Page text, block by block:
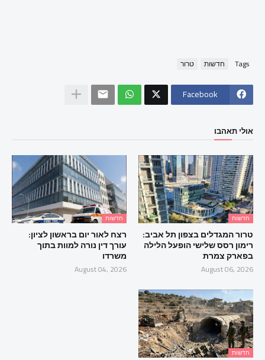
Tags חדשות טרור
Facebook
אולי תאהבו
חדשות
טרור המגדלים בצפון תל אביב:
רימון רסס שלישי הופעל הלילה
בפארק צמרת
August 06, 2026
חדשות
רצח לאור יום בראשון לציון:
עורך דין נורה למוות בתוך
משרדו
August 04, 2026
חדשות